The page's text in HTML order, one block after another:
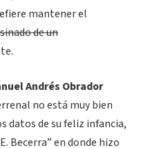
mantener el
de un
Andrés Obrador
no está muy bien
datos de su feliz infancia,
Becerra” en donde hizo